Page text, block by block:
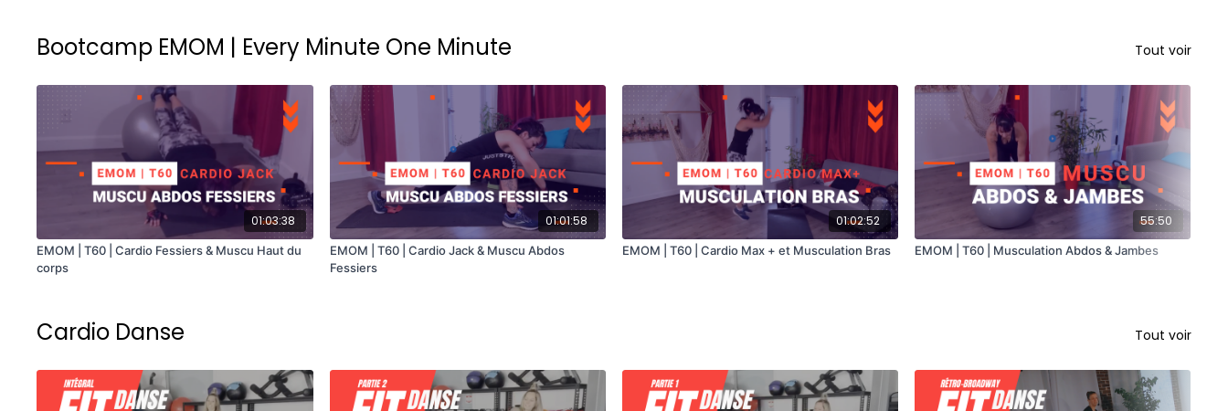
Bootcamp EMOM | Every Minute One Minute Tout voir
01:03:38
EMOM | T60 | Cardio Fessiers & Muscu Haut du
corps
01:01:58
EMOM | T60 | Cardio Jack & Muscu Abdos
Fessiers
01:02:52
EMOM | T60 | Cardio Max + et Musculation Bras
55:50
EMOM | T60 | Musculation Abdos & Jambes
Cardio Danse Tout voir